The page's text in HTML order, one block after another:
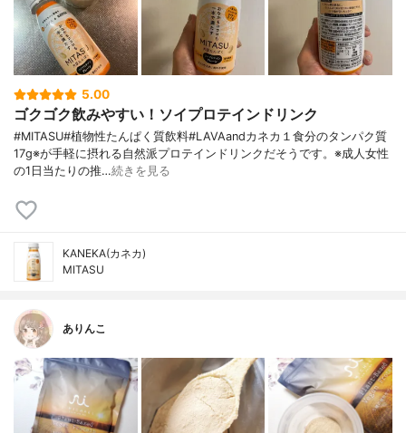
5.00
ゴクゴク飲みやすい！ソイプロテインドリンク
#MITASU#植物性たんぱく質飲料#LAVAandカネカ１食分のタンパク質
17g※が手軽に摂れる自然派プロテインドリンクだそうです。※成人女性
の1日当たりの推…続きを見る
KANEKA(カネカ)
MITASU
ありんこ